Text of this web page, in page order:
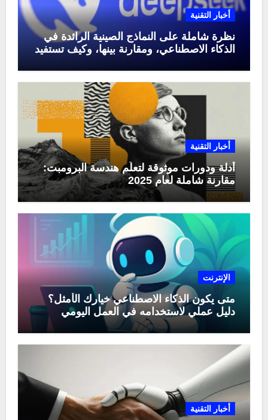
أخبار التقنية
نظرة شاملة على النماذج الصينية الرائدة في
الذكاء الاصطناعي، ومقارنة بينها، وكيف تستفيد
أخبار التقنية
أدلة ودورات موثوقة لتعلّم هندسة البرومبت:
مقارنة شاملة لعام 2025
الإنترنت
متى يكون الذكاء الاصطناعي خيارك الأمثل؟
دليل عملي لاستخدامه في العمل اليومي
أخبار التقنية